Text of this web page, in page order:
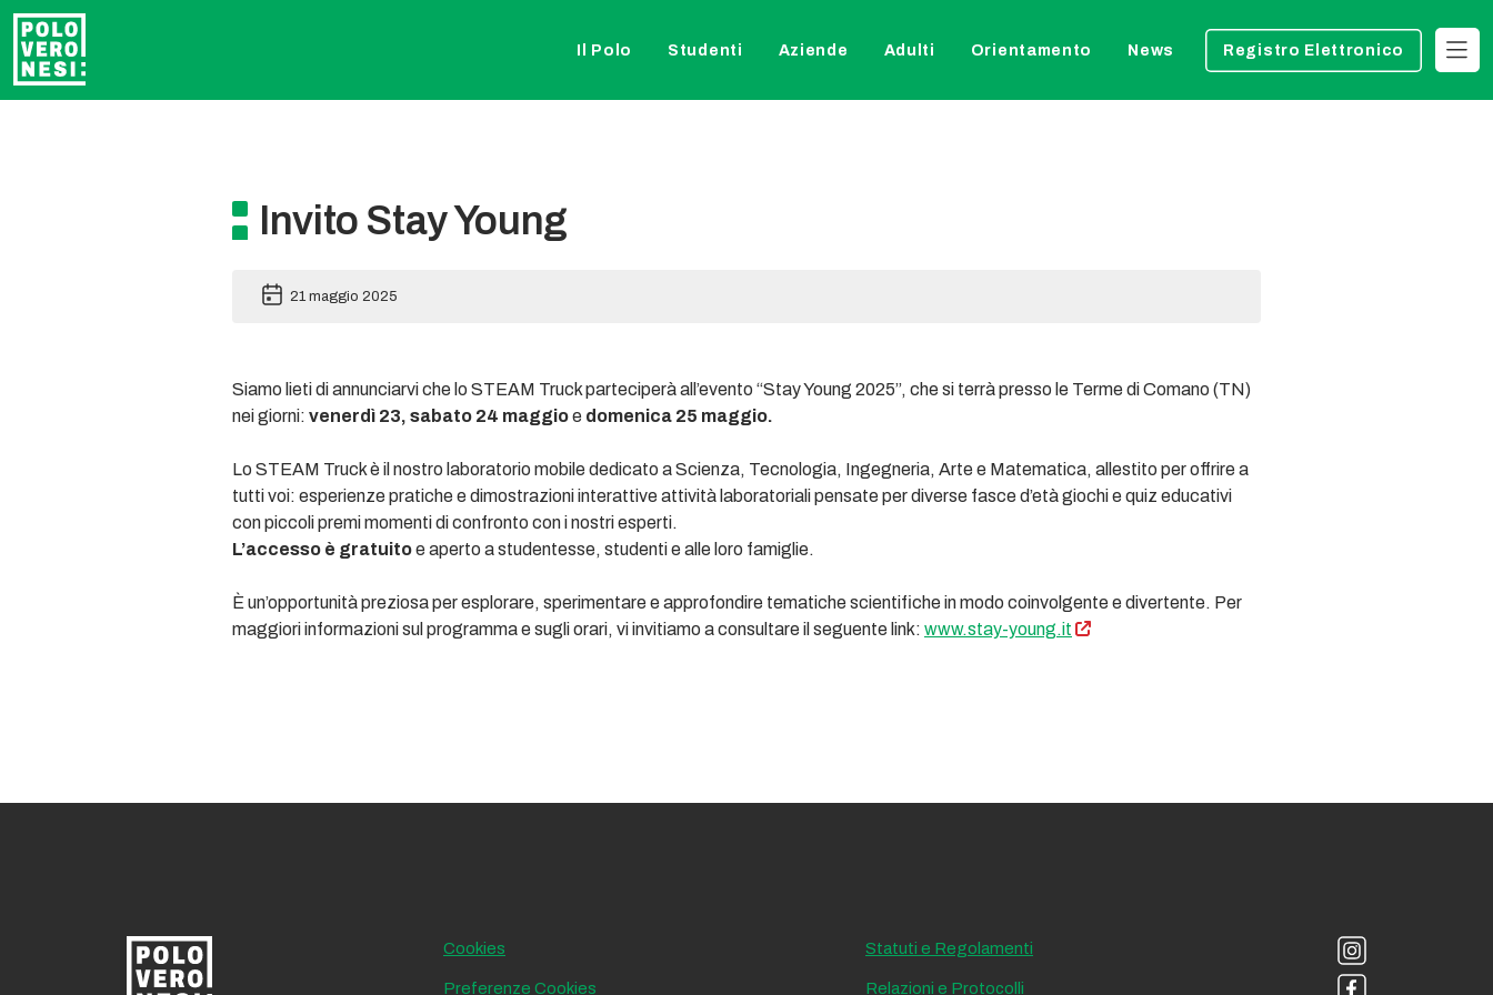
Il Polo Studenti Aziende Adulti Orientamento News Registro Elettronico
Invito Stay Young
21 maggio 2025
Siamo lieti di annunciarvi che lo STEAM Truck parteciperà all’evento “Stay Young 2025”, che si terrà presso le Terme di Comano (TN)
nei giorni: venerdì 23, sabato 24 maggioe domenica 25 maggio.
Lo STEAM Truck è il nostro laboratorio mobile dedicato a Scienza, Tecnologia, Ingegneria, Arte e Matematica, allestito per offrire a
tutti voi: esperienze pratiche e dimostrazioni interattive attività laboratoriali pensate per diverse fasce d’età giochi e quiz educativi
con piccoli premi momenti di confronto con i nostri esperti.
L’accesso è gratuitoe aperto a studentesse, studenti e alle loro famiglie.
È un’opportunità preziosa per esplorare, sperimentare e approfondire tematiche scientifiche in modo coinvolgente e divertente. Per
maggiori informazioni sul programma e sugli orari, vi invitiamo a consultare il seguente link: www.stay-young.it
Cookies
Preferenze Cookies
Statuti e Regolamenti
Relazioni e Protocolli